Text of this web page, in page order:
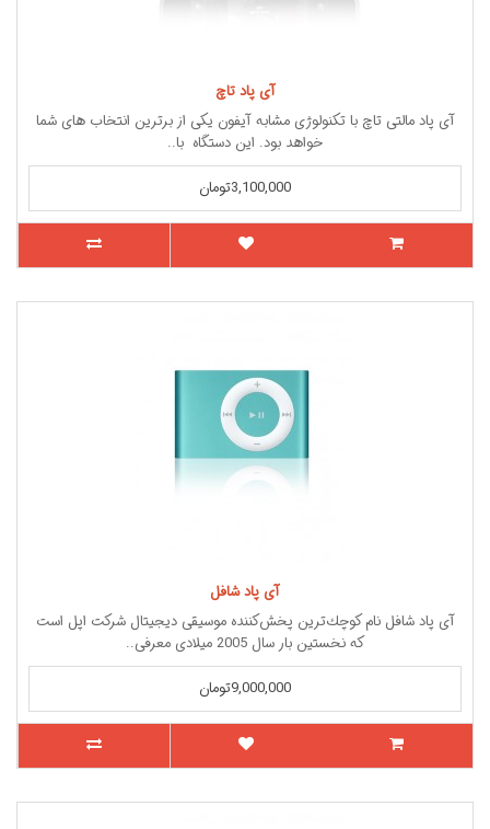
آی پاد تاچ
آی پاد مالتی تاچ با تکنولوژی مشابه آیفون یکی از برترین انتخاب های شما
خواهد بود. این دستگاه با..
3,100,000تومان
آی پاد شافل
آی ‌پاد شافل نام كوچك‌ترین پخش‌كننده موسیقی دیجیتال شركت اپل است
كه نخستین بار سال 2005 میلادی معرفی..
9,000,000تومان